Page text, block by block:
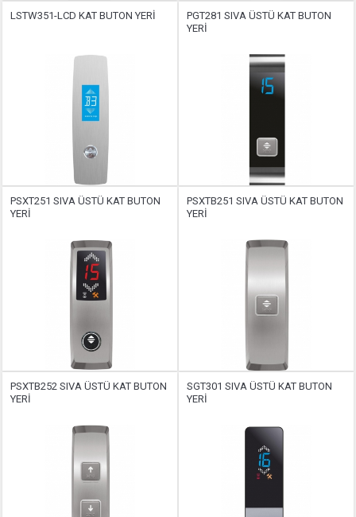
LSTW351-LCD KAT BUTON YERİ
PGT281 SIVA ÜSTÜ KAT BUTON
YERİ
PSXT251 SIVA ÜSTÜ KAT BUTON
YERİ
PSXTB251 SIVA ÜSTÜ KAT BUTON
YERİ
PSXTB252 SIVA ÜSTÜ KAT BUTON
YERİ
SGT301 SIVA ÜSTÜ KAT BUTON
YERİ